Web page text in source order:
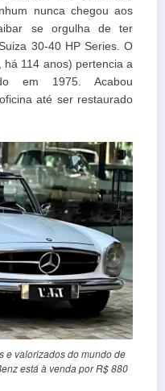
nunca chegou aos
se orgulha de ter
30-40 HP Series. O
há 114 anos) pertencia a
em 1975. Acabou
até ser restaurado
e valorizados do mundo de
está à venda por R$ 880